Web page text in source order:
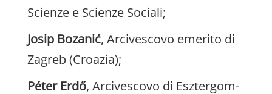
Scienze e Scienze Sociali;
Josip Bozanić, Arcivescovo emerito di
Zagreb (Croazia);
Péter Erdő, Arcivescovo di Esztergom-